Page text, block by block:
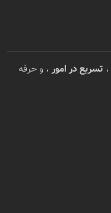
، تسریع در امور ، و حرفه